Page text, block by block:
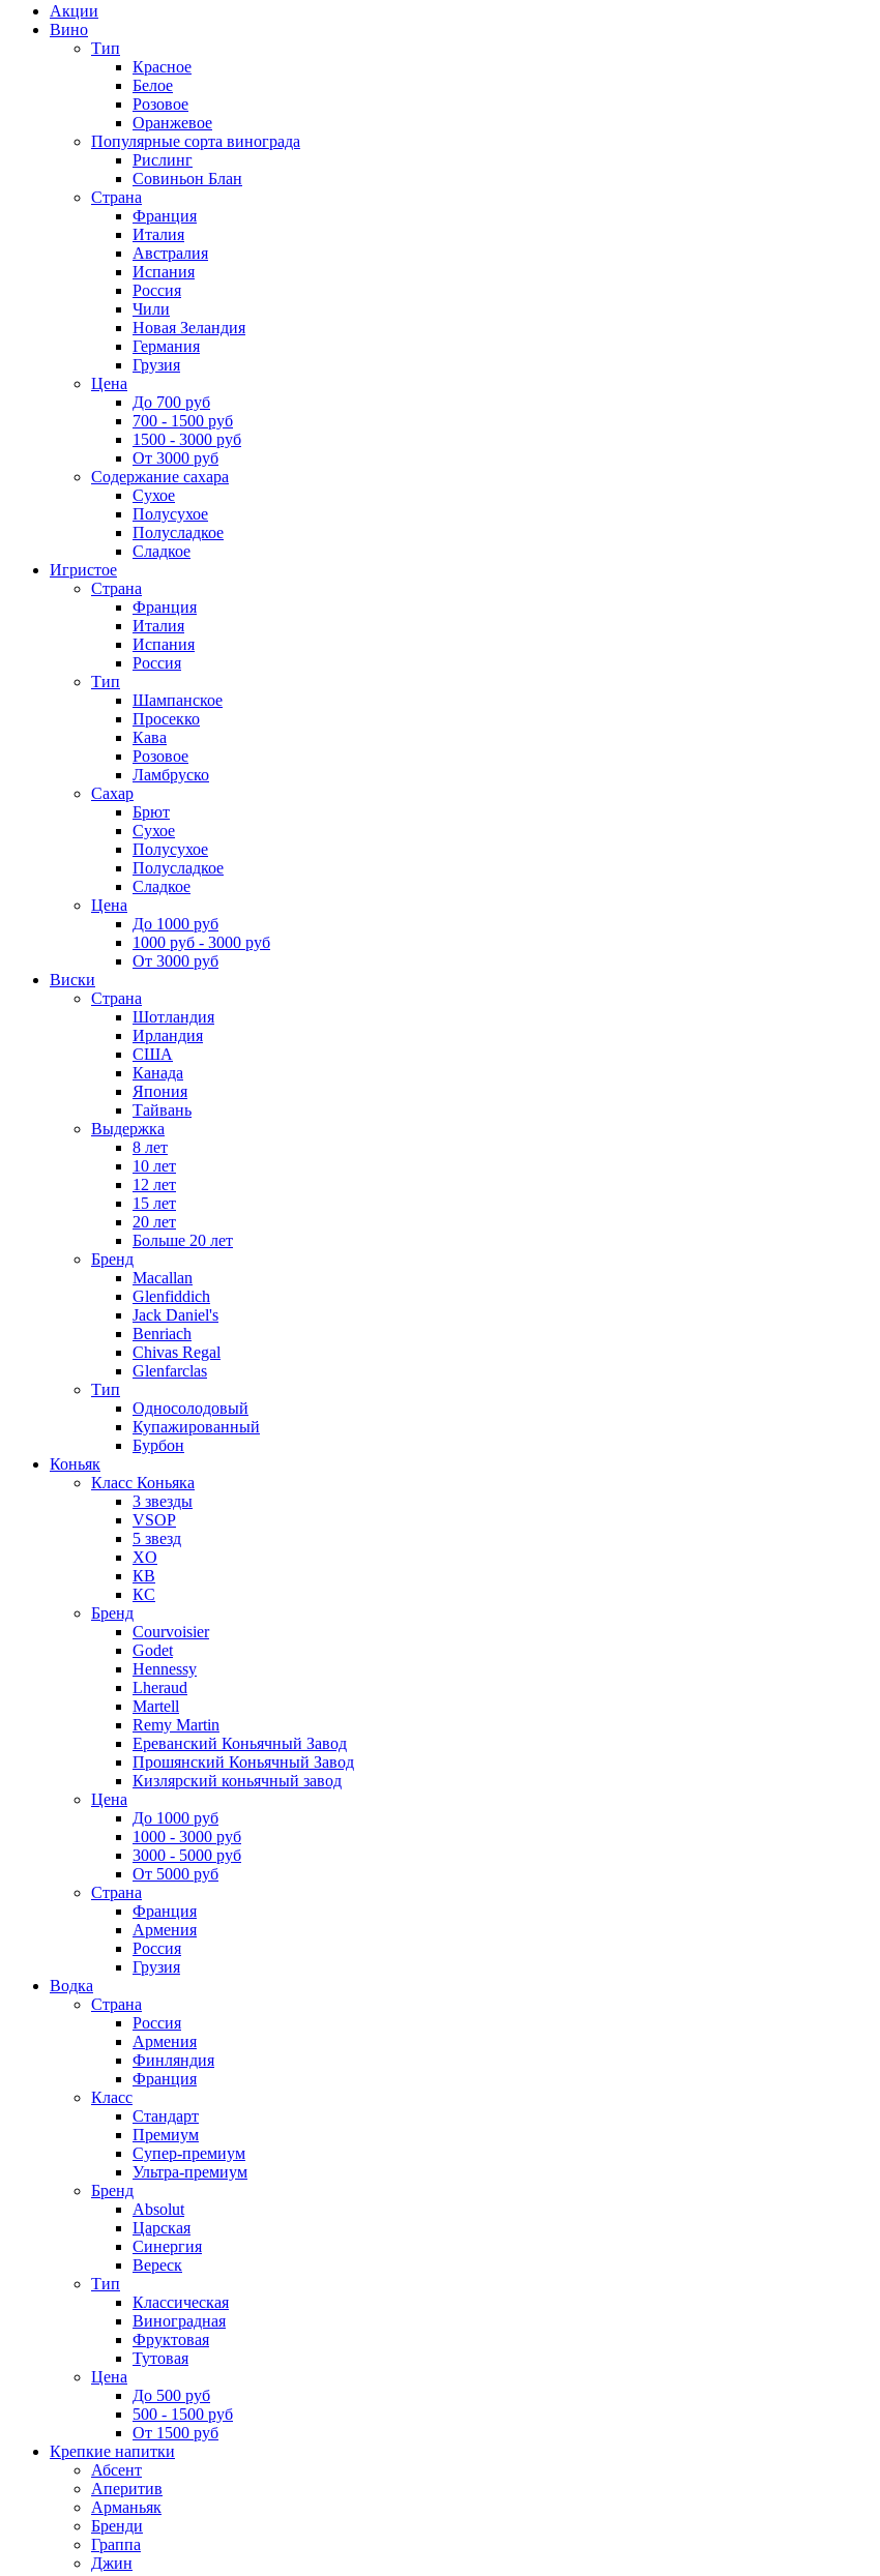
Акции
Вино
Тип
Красное
Белое
Розовое
Оранжевое
Популярные сорта винограда
Рислинг
Совиньон Блан
Страна
Франция
Италия
Австралия
Испания
Россия
Чили
Новая Зеландия
Германия
Грузия
Цена
До 700 руб
700 - 1500 руб
1500 - 3000 руб
От 3000 руб
Содержание сахара
Сухое
Полусухое
Полусладкое
Сладкое
Игристое
Страна
Франция
Италия
Испания
Россия
Тип
Шампанское
Просекко
Кава
Розовое
Ламбруско
Сахар
Брют
Сухое
Полусухое
Полусладкое
Сладкое
Цена
До 1000 руб
1000 руб - 3000 руб
От 3000 руб
Виски
Страна
Шотландия
Ирландия
США
Канада
Япония
Тайвань
Выдержка
8 лет
10 лет
12 лет
15 лет
20 лет
Больше 20 лет
Бренд
Macallan
Glenfiddich
Jack Daniel's
Benriach
Chivas Regal
Glenfarclas
Тип
Односолодовый
Купажированный
Бурбон
Коньяк
Класс Коньяка
3 звезды
VSOP
5 звезд
XO
КВ
КС
Бренд
Courvoisier
Godet
Hennessy
Lheraud
Martell
Remy Martin
Ереванский Коньячный Завод
Прошянский Коньячный Завод
Кизлярский коньячный завод
Цена
До 1000 руб
1000 - 3000 руб
3000 - 5000 руб
От 5000 руб
Страна
Франция
Армения
Россия
Грузия
Водка
Страна
Россия
Армения
Финляндия
Франция
Класс
Стандарт
Премиум
Супер-премиум
Ультра-премиум
Бренд
Absolut
Царская
Синергия
Вереск
Тип
Классическая
Виноградная
Фруктовая
Тутовая
Цена
До 500 руб
500 - 1500 руб
От 1500 руб
Крепкие напитки
Абсент
Аперитив
Арманьяк
Бренди
Граппа
Джин